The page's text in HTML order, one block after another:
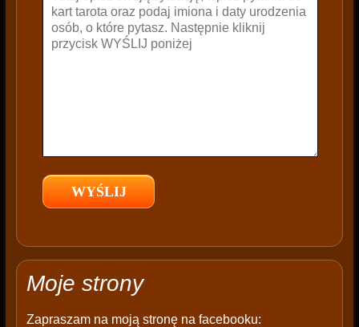
e
e
p
y
Moje strony
Zapraszam na moją stronę na facebooku: